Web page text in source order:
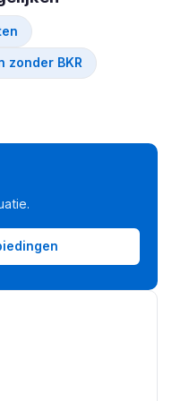
zonder BKR